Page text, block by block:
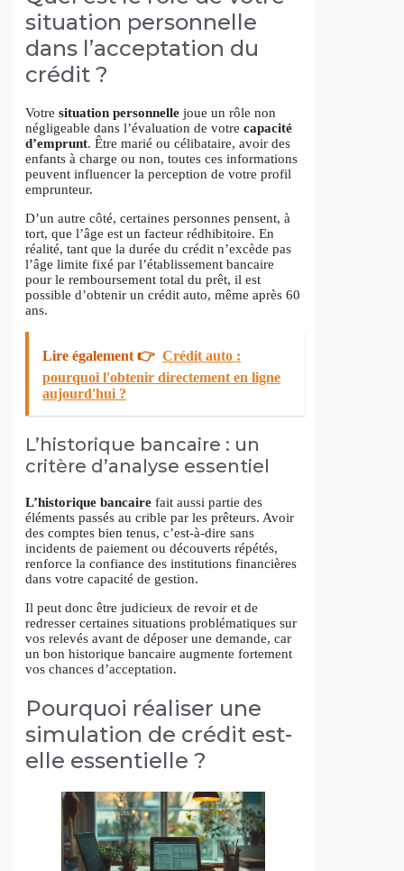
situation personnelle
dans l’acceptation du
crédit ?
Votre situation personnelle joue un rôle non
négligeable dans l’évaluation de votre capacité
d’emprunt. Être marié ou célibataire, avoir des
enfants à charge ou non, toutes ces informations
peuvent influencer la perception de votre profil
emprunteur.
D’un autre côté, certaines personnes pensent, à
tort, que l’âge est un facteur rédhibitoire. En
réalité, tant que la durée du crédit n’excède pas
l’âge limite fixé par l’établissement bancaire
pour le remboursement total du prêt, il est
possible d’obtenir un crédit auto, même après 60
ans.
Lire également 👉 Crédit auto :
pourquoi l'obtenir directement en ligne
aujourd'hui ?
L’historique bancaire : un
critère d’analyse essentiel
L’historique bancaire fait aussi partie des
éléments passés au crible par les prêteurs. Avoir
des comptes bien tenus, c’est-à-dire sans
incidents de paiement ou découverts répétés,
renforce la confiance des institutions financières
dans votre capacité de gestion.
Il peut donc être judicieux de revoir et de
redresser certaines situations problématiques sur
vos relevés avant de déposer une demande, car
un bon historique bancaire augmente fortement
vos chances d’acceptation.
Pourquoi réaliser une
simulation de crédit est-
elle essentielle ?